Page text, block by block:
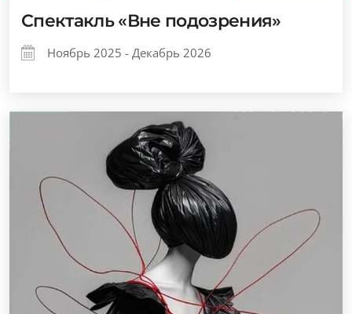
Спектакль «Вне подозрения»
Ноябрь 2025 - Декабрь 2026